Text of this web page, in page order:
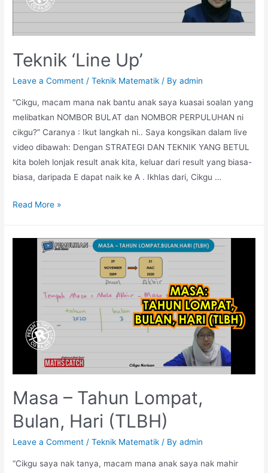
Teknik ‘Line Up’
Leave a Comment /Teknik Matematik / Byadmin
“Cikgu, macam mana nak bantu anak saya kuasai soalan yang
melibatkan NOMBOR BULAT dan NOMBOR PERPULUHAN ni
cikgu?” Caranya : Ikut langkah ni.. Saya kongsikan dalam live
video dibawah: Dengan STRATEGI DAN TEKNIK YANG BETUL
kita boleh lonjak result anak kita, keluar dari result yang biasa-
biasa, daripada E dapat naik ke A . Ikhlas dari, Cikgu …
Teknik
Read More »
Masa – Tahun Lompat,
Bulan, Hari (TLBH)
Leave a Comment /Teknik Matematik / Byadmin
“Cikgu saya nak tanya, macam mana anak saya nak mahir